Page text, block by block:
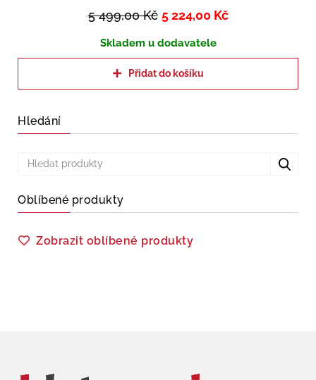
5 499,00Kč 5 224,00 Kč
Skladem u dodavatele
Přidat do košíku
Hledání
Oblíbené produkty
Zobrazit oblíbené produkty